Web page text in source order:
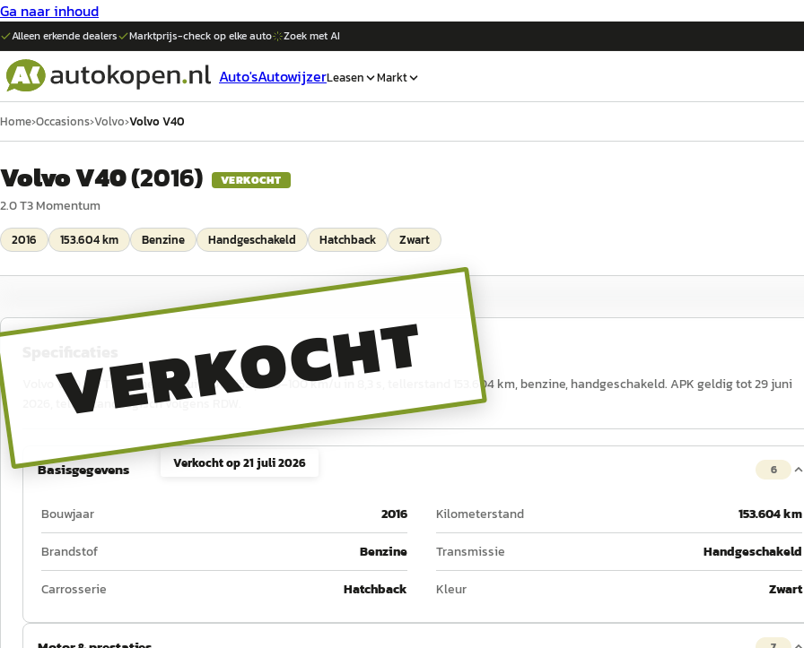
Ga naar inhoud
Alleen erkende dealers Marktprijs-check op elkeauto Zoek met AI
Auto'sAutowijzerLeasen Markt
Home›Occasions›Volvo›Volvo V40
Volvo V40(2016) VERKOCHT
2.0 T3 Momentum
2016 153.604 km Benzine Handgeschakeld Hatchback Zwart
VERKOCHT
Verkocht op21 juli 2026
Volvo V40 2.0 T3 Momentum uit 2016, 152 pk, 0–100 km/u in 8,3 s, tellerstand 153.604 km, benzine, handgeschakeld. APK geldig tot 29 juni
2026, tellerstand logisch volgens RDW.
Basisgegevens 6
Bouwjaar 2016 Kilometerstand
153.604 km
Brandstof
Benzine Transmissie
Handgeschakeld
Carrosserie
Hatchback Kleur Zwart